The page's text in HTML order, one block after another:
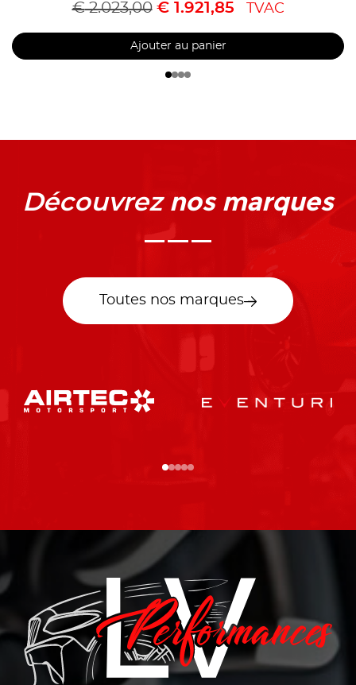
€2.023,00 €1.921,85 TVAC
Ajouter au panier
Découvrez nos marques
Toutes nos marques